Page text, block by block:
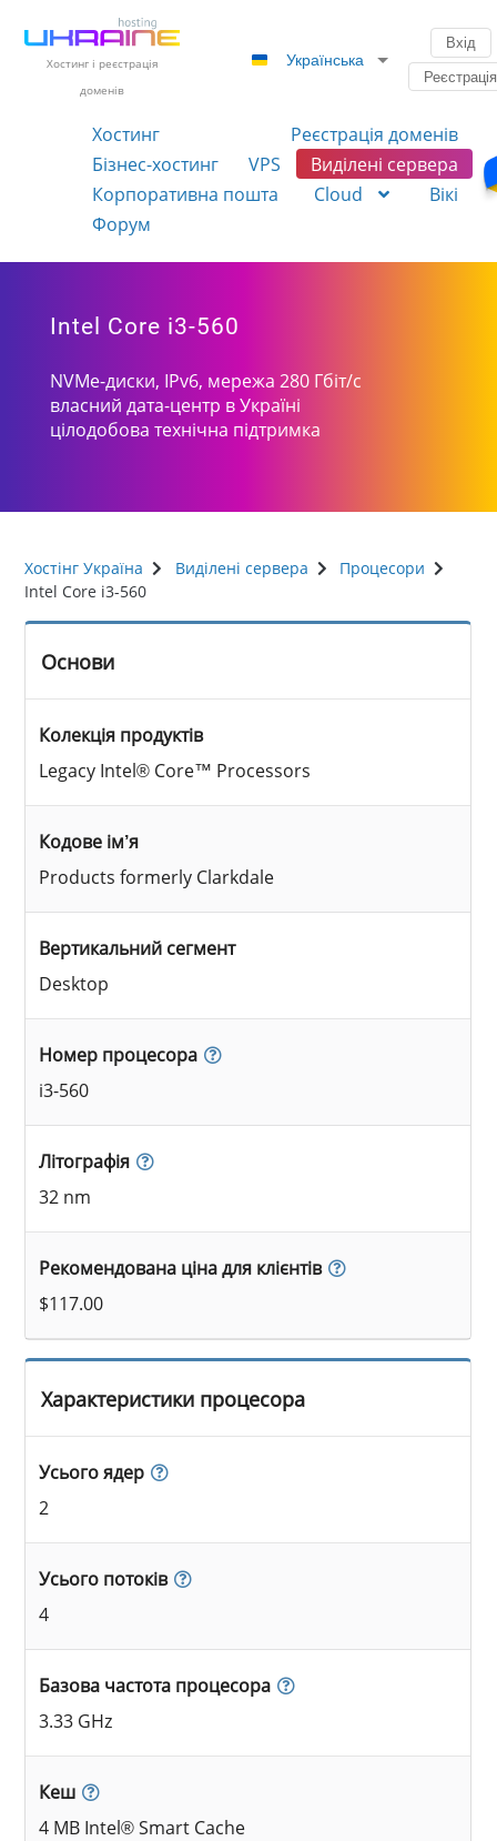
Хостинг і реєстрація
доменів
Українська
Вхід
Реєстрація
Хостинг
Реєстрація доменів
Бізнес-хостинг
VPS
Виділені сервера
Корпоративна пошта
Cloud
Вікі
Форум
Intel Core i3-560
NVMe-диски, IPv6, мережа 280 Гбіт/с
власний дата-центр в Україні
цілодобова технічна підтримка
Хостінг Україна Виділені сервера
Процесори
Intel Core i3-560
Основи
Колекція продуктів
Legacy Intel® Core™ Processors
Кодове ім’я
Products formerly Clarkdale
Вертикальний сегмент
Desktop
Номер процесора
i3-560
Літографія
32 nm
Рекомендована ціна для клієнтів
$117.00
Характеристики процесора
Усього ядер
2
Усього потоків
4
Базова частота процесора
3.33 GHz
Кеш
4 MB Intel® Smart Cache